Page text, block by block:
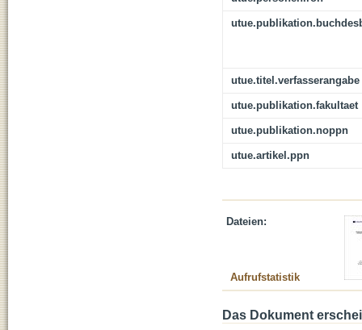
utue.titel.verfasserangabe
utue.publikation.fakultaet
utue.publikation.noppn
utue.artikel.ppn
Dateien:
Aufrufstatistik
Das Dokument